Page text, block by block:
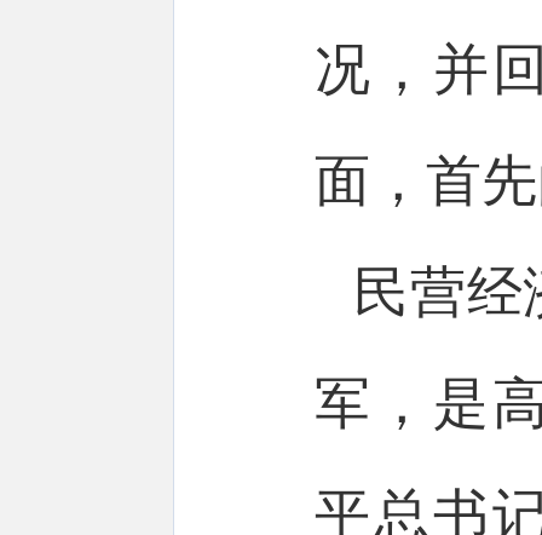
况，并
面，首
民营
军，是
平总书